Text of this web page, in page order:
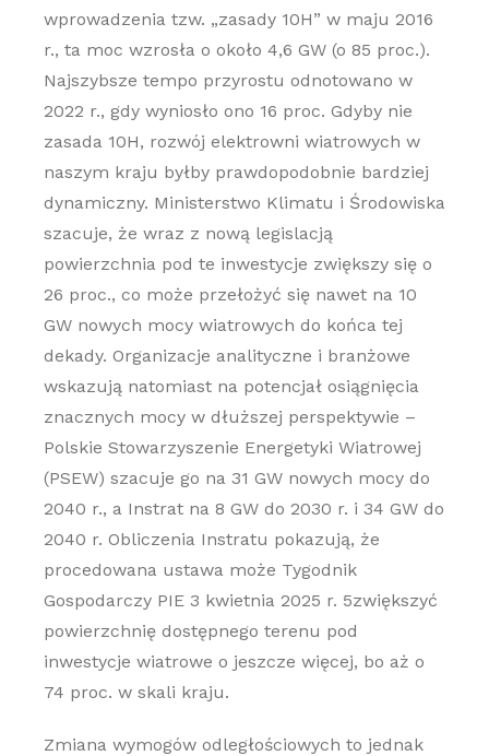
wprowadzenia tzw. „zasady 10H” w maju 2016
r., ta moc wzrosła o około 4,6 GW (o 85 proc.).
Najszybsze tempo przyrostu odnotowano w
2022 r., gdy wyniosło ono 16 proc. Gdyby nie
zasada 10H, rozwój elektrowni wiatrowych w
naszym kraju byłby prawdopodobnie bardziej
dynamiczny. Ministerstwo Klimatu i Środowiska
szacuje, że wraz z nową legislacją
powierzchnia pod te inwestycje zwiększy się o
26 proc., co może przełożyć się nawet na 10
GW nowych mocy wiatrowych do końca tej
dekady. Organizacje analityczne i branżowe
wskazują natomiast na potencjał osiągnięcia
znacznych mocy w dłuższej perspektywie –
Polskie Stowarzyszenie Energetyki Wiatrowej
(PSEW) szacuje go na 31 GW nowych mocy do
2040 r., a Instrat na 8 GW do 2030 r. i 34 GW do
2040 r. Obliczenia Instratu pokazują, że
procedowana ustawa może Tygodnik
Gospodarczy PIE 3 kwietnia 2025 r. 5zwiększyć
powierzchnię dostępnego terenu pod
inwestycje wiatrowe o jeszcze więcej, bo aż o
74 proc. w skali kraju.
Zmiana wymogów odległościowych to jednak